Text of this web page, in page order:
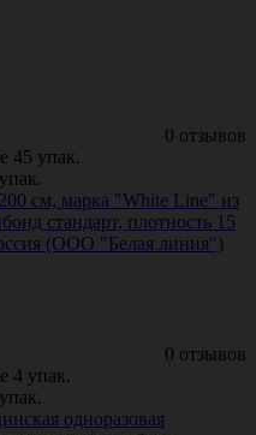
0 отзывов
45 упак.
см, марка "White Line" из
стандарт, плотность 15
(ООО "Белая линия")
0 отзывов
4 упак.
одноразовая